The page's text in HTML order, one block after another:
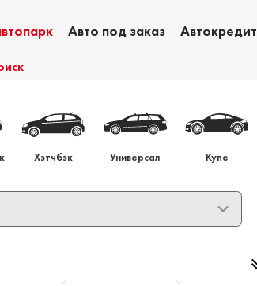
Авто под заказ Автокредит
Обмен авто
Хэтчбэк Универсал Купе